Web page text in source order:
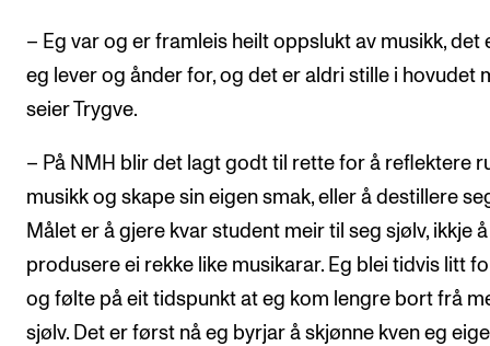
– Eg var og er framleis heilt oppslukt av musikk, det
eg lever og ånder for, og det er aldri stille i hovudet
seier Trygve.
– På NMH blir det lagt godt til rette for å reflektere
musikk og skape sin eigen smak, eller å destillere
Målet er å gjere kvar student meir til seg sjølv, ikkje å
produsere ei rekke like musikarar. Eg blei tidvis litt
og følte på eit tidspunkt at eg kom lengre bort frå
sjølv. Det er først nå eg byrjar å skjønne kven eg